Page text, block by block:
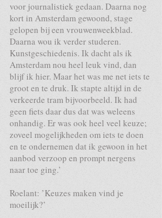
voor journalistiek gedaan. Daarna nog
kort in Amsterdam gewoond, stage
gelopen bij een vrouwenweekblad.
Daarna wou ik verder studeren.
Kunstgeschiedenis. Ik dacht als ik
Amsterdam nou heel leuk vind, dan
blijf ik hier. Maar het was me net iets te
groot en te druk. Ik stapte altijd in de
verkeerde tram bijvoorbeeld. Ik had
geen fiets daar dus dat was weleens
onhandig. Er was ook heel veel keuze;
zoveel mogelijkheden om iets te doen
en te ondernemen dat ik gewoon in het
aanbod verzoop en prompt nergens
naar toe ging.’
Roelant: ’Keuzes maken vind je
moeilijk?’